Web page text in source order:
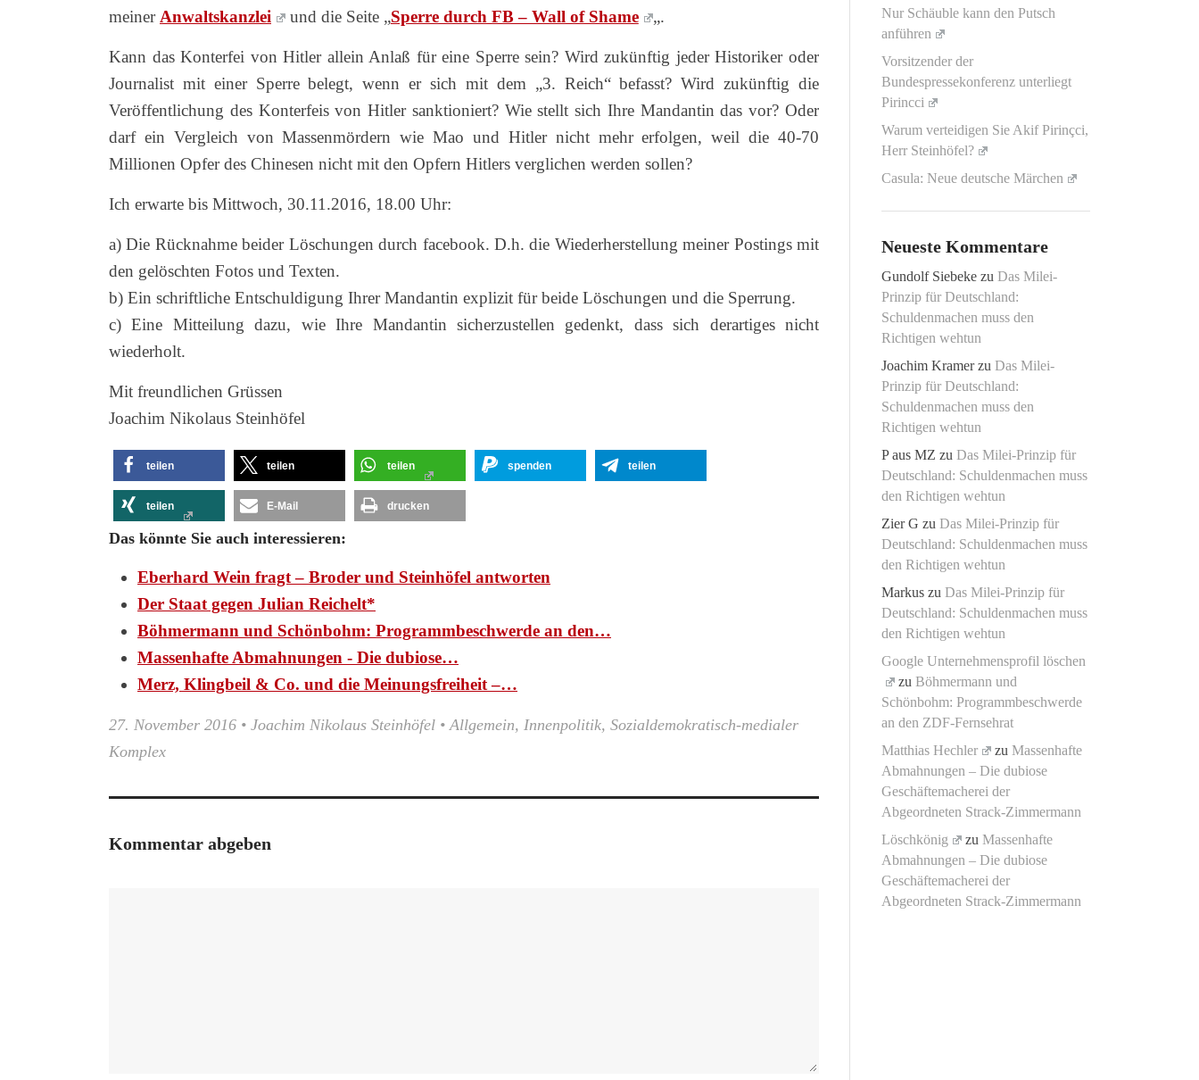
meiner Anwaltskanzlei und die Seite „Sperre durch FB – Wall of Shame „.
Kann das Konterfei von Hitler allein Anlaß für eine Sperre sein? Wird zukünftig jeder Historiker oder
Journalist mit einer Sperre belegt, wenn er sich mit dem „3. Reich“ befasst? Wird zukünftig die
Veröffentlichung des Konterfeis von Hitler sanktioniert? Wie stellt sich Ihre Mandantin das vor? Oder
darf ein Vergleich von Massenmördern wie Mao und Hitler nicht mehr erfolgen, weil die 40-70
Millionen Opfer des Chinesen nicht mit den Opfern Hitlers verglichen werden sollen?
Ich erwarte bis Mittwoch, 30.11.2016, 18.00 Uhr:
a) Die Rücknahme beider Löschungen durch facebook. D.h. die Wiederherstellung meiner Postings mit
den gelöschten Fotos und Texten.
b) Ein schriftliche Entschuldigung Ihrer Mandantin explizit für beide Löschungen und die Sperrung.
c) Eine Mitteilung dazu, wie Ihre Mandantin sicherzustellen gedenkt, dass sich derartiges nicht
wiederholt.
Mit freundlichen Grüssen
Joachim Nikolaus Steinhöfel
teilen teilen teilen spenden teilen
teilen E-Mail drucken
Das könnte Sie auch interessieren:
Eberhard Wein fragt – Broder und Steinhöfel antworten
Der Staat gegen Julian Reichelt*
Böhmermann und Schönbohm: Programmbeschwerde an den…
Massenhafte Abmahnungen - Die dubiose…
Merz, Klingbeil & Co. und die Meinungsfreiheit –…
27. November 2016 • Joachim Nikolaus Steinhöfel •Allgemein, Innenpolitik, Sozialdemokratisch-medialer
Komplex
Kommentar abgeben
Nur Schäuble kann den Putsch
anführen
Vorsitzender der
Bundespressekonferenz unterliegt
Pirincci
Warum verteidigen Sie Akif Pirinçci,
Herr Steinhöfel?
Casula: Neue deutsche Märchen
Neueste Kommentare
Gundolf Siebeke zu Das Milei-
Prinzip für Deutschland:
Schuldenmachen muss den
Richtigen wehtun
Joachim Kramerzu Das Milei-
Prinzip für Deutschland:
Schuldenmachen muss den
Richtigen wehtun
P aus MZ zu Das Milei-Prinzip für
Deutschland: Schuldenmachen muss
den Richtigen wehtun
Zier G zu Das Milei-Prinzip für
Deutschland: Schuldenmachen muss
den Richtigen wehtun
Markus zu Das Milei-Prinzip für
Deutschland: Schuldenmachen muss
den Richtigen wehtun
Google Unternehmensprofil löschen
zu Böhmermann und
Schönbohm: Programmbeschwerde
an den ZDF-Fernsehrat
Matthias Hechler
zu Massenhafte
Abmahnungen – Die dubiose
Geschäftemacherei der
Abgeordneten Strack-Zimmermann
Löschkönig
zu Massenhafte
Abmahnungen – Die dubiose
Geschäftemacherei der
Abgeordneten Strack-Zimmermann